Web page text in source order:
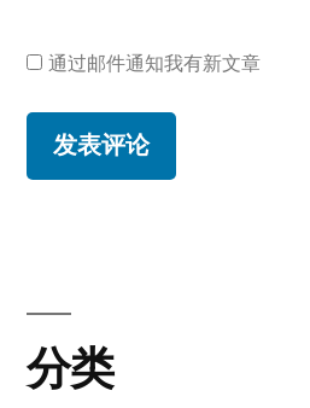
通过邮件通知我有新文章
分类